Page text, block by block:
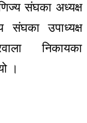
संघका अध्यक्ष
संघका
उपाध्यक्ष
निकायका
।